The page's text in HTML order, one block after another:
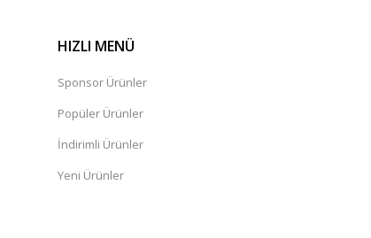
HIZLI MENÜ
Sponsor Ürünler
Popüler Ürünler
İndirimli Ürünler
Yeni Ürünler